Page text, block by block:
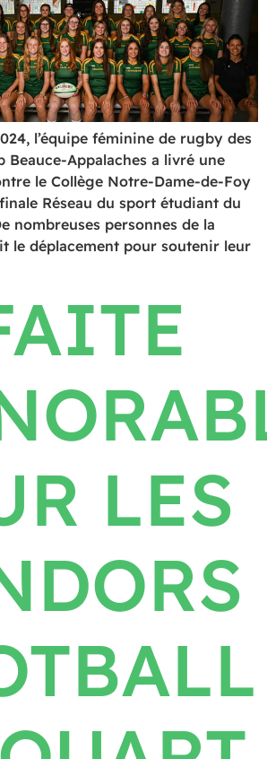
l’équipe féminine de rugby des
Beauce-Appalaches a livré une
le Collège Notre-Dame-de-Foy
Réseau du sport étudiant du
nombreuses personnes de la
le déplacement pour soutenir leur
LES